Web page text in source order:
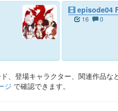
episode04
16 0
、登場キャラクター、関連作品な
ジ で確認できます。